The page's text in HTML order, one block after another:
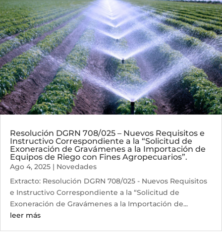
Resolución DGRN 708/025 – Nuevos Requisitos e
Instructivo Correspondiente a la “Solicitud de
Exoneración de Gravámenes a la Importación de
Equipos de Riego con Fines Agropecuarios”.
Ago 4, 2025 | Novedades
Extracto: Resolución DGRN 708/025 - Nuevos Requisitos
e Instructivo Correspondiente a la “Solicitud de
Exoneración de Gravámenes a la Importación de...
leer más